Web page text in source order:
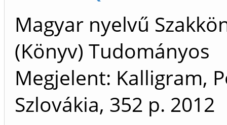
Magyar nyelvű
(Könyv) Tudományos
Megjelent: Kalligram,
Szlovákia, 352 p. 2012